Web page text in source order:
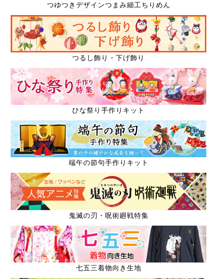
つゆつきデザインつまみ細工ちりめん
つるし飾り・下げ飾り
ひな祭り手作りキット
端午の節句手作りキット
鬼滅の刃・呪術廻戦特集
七五三着物向き生地